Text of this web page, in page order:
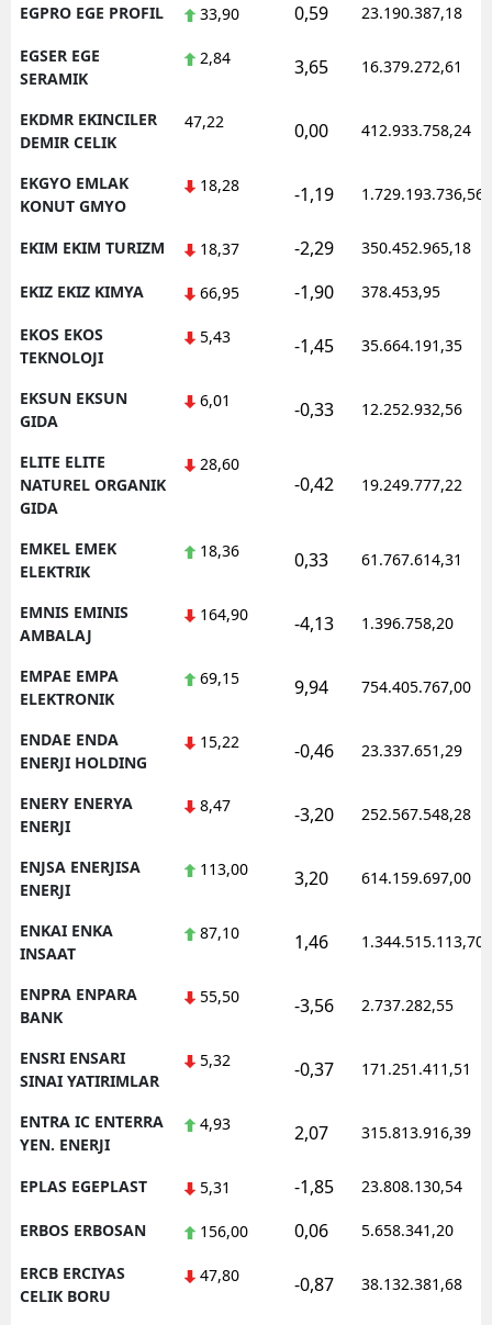
EGPRO EGE PROFIL 33,90 0,59 23.190.387,18
EGSER EGE
SERAMIK
2,84 3,65 16.379.272,61
EKDMR EKINCILER
DEMIR CELIK
47,22 0,00 412.933.758,24
EKGYO EMLAK
KONUT GMYO
18,28 -1,19 1.729.193.736,56
EKIM EKIM TURIZM 18,37 -2,29 350.452.965,18
EKIZ EKIZ KIMYA 66,95 -1,90 378.453,95
EKOS EKOS
TEKNOLOJI
5,43 -1,45 35.664.191,35
EKSUN EKSUN
GIDA
6,01 -0,33 12.252.932,56
ELITE ELITE
NATUREL ORGANIK
GIDA
28,60
-0,42 19.249.777,22
EMKEL EMEK
ELEKTRIK
18,36 0,33 61.767.614,31
EMNIS EMINIS
AMBALAJ
164,90 -4,13 1.396.758,20
EMPAE EMPA
ELEKTRONIK
69,15 9,94 754.405.767,00
ENDAE ENDA
ENERJI HOLDING
15,22 -0,46 23.337.651,29
ENERY ENERYA
ENERJI
8,47 -3,20 252.567.548,28
ENJSA ENERJISA
ENERJI
113,00 3,20 614.159.697,00
ENKAI ENKA
INSAAT
87,10 1,46 1.344.515.113,70
ENPRA ENPARA
BANK
55,50 -3,56 2.737.282,55
ENSRI ENSARI
SINAI YATIRIMLAR
5,32 -0,37 171.251.411,51
ENTRA IC ENTERRA
YEN. ENERJI
4,93 2,07 315.813.916,39
EPLAS EGEPLAST 5,31 -1,85 23.808.130,54
ERBOS ERBOSAN 156,00 0,06 5.658.341,20
ERCB ERCIYAS
CELIK BORU
47,80 -0,87 38.132.381,68